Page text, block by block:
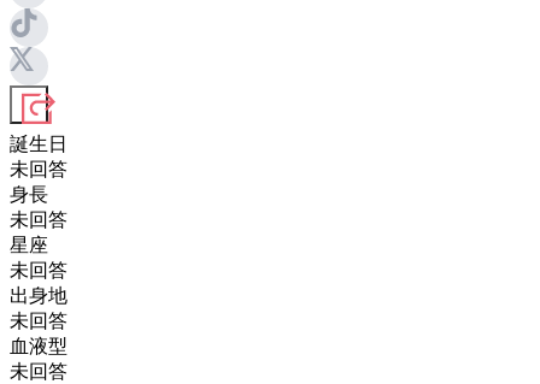
誕生日
未回答
身長
未回答
星座
未回答
出身地
未回答
血液型
未回答